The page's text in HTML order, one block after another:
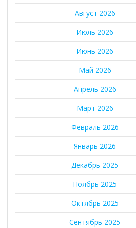
Август 2026
Июль 2026
Июнь 2026
Май 2026
Апрель 2026
Март 2026
Февраль 2026
Январь 2026
Декабрь 2025
Ноябрь 2025
Октябрь 2025
Сентябрь 2025